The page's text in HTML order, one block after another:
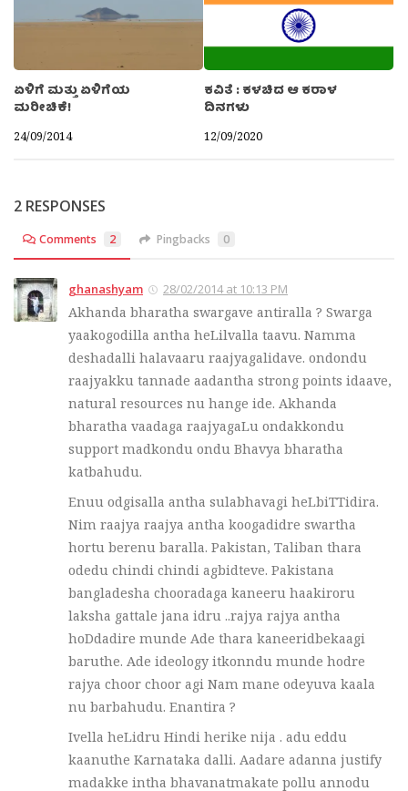
ಏಳಿಗೆ ಮತ್ತು ಏಳಿಗೆಯ
ಮರೀಚಿಕೆ!
24/09/2014
ಕವಿತೆ : ಕಳಚಿದ ಆ ಕರಾಳ
ದಿನಗಳು
12/09/2020
2 RESPONSES
Comments 2 Pingbacks 0
ghanashyam 28/02/2014 at 10:13 PM
Akhanda bharatha swargave antiralla ? Swarga
yaakogodilla antha heLilvalla taavu. Namma
deshadalli halavaaru raajyagalidave. ondondu
raajyakku tannade aadantha strong points idaave,
natural resources nu hange ide. Akhanda
bharatha vaadaga raajyagaLu ondakkondu
support madkondu ondu Bhavya bharatha
katbahudu.
Enuu odgisalla antha sulabhavagi heLbiTTidira.
Nim raajya raajya antha koogadidre swartha
hortu berenu baralla. Pakistan, Taliban thara
odedu chindi chindi agbidteve. Pakistana
bangladesha chooradaga kaneeru haakiroru
laksha gattale jana idru ..rajya rajya antha
hoDdadire munde Ade thara kaneeridbekaagi
baruthe. Ade ideology itkonndu munde hodre
rajya choor choor agi Nam mane odeyuva kaala
nu barbahudu. Enantira ?
Ivella heLidru Hindi herike nija . adu eddu
kaanuthe Karnataka dalli. Aadare adanna justify
madakke intha bhavanatmakate pollu annodu